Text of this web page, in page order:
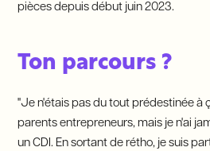
pièces depuis début juin 2023.
Ton parcours ?
"Je n'étais pas du tout prédestinée à
parents entrepreneurs, mais je n'ai
un CDI. En sortant de rétho, je suis